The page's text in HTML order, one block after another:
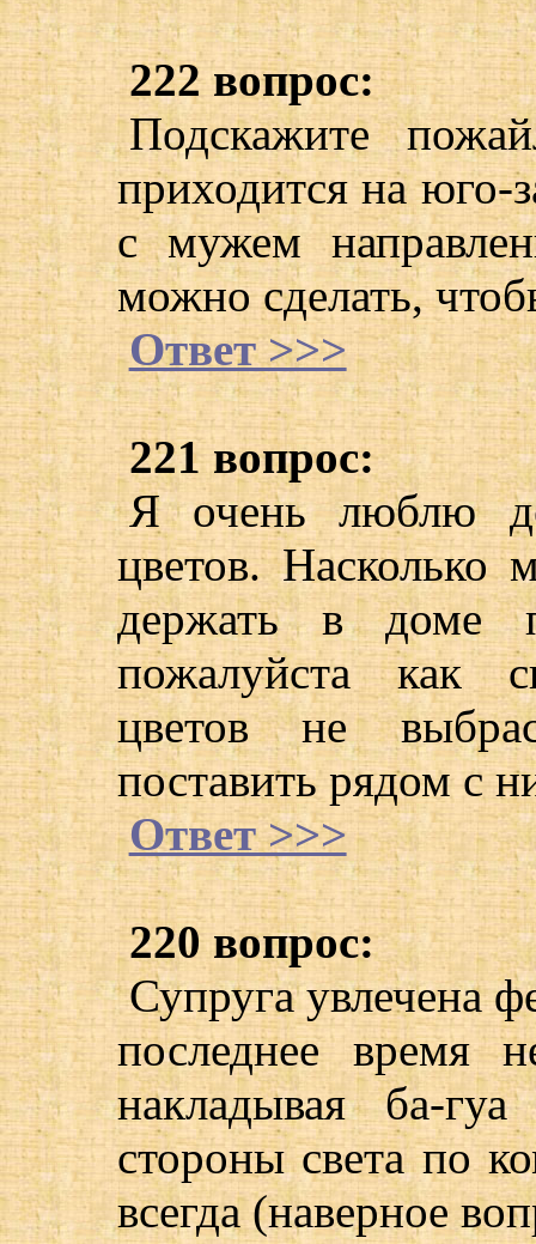
222 вопрос:
Подскажите
приходится на юго-
с мужем
можно сделать,
Ответ >>>
221 вопрос:
Я очень люблю
цветов. Насколько
держать в доме
пожалуйста как
цветов не
поставить рядом с
Ответ >>>
220 вопрос:
Супруга увлечена
последнее время
накладывая ба-
стороны света по
всегда (наверное